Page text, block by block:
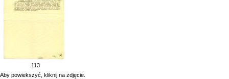
113
Aby powiekszyć, kliknij na zdjęcie.